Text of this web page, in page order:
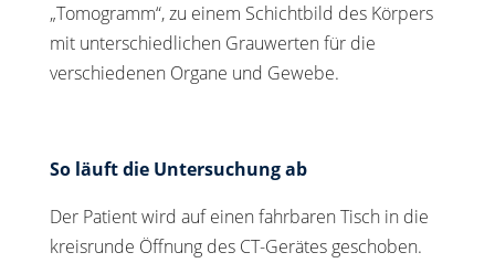
„Tomogramm“, zu einem Schichtbild des Körpers
mit unterschiedlichen Grauwerten für die
verschiedenen Organe und Gewebe.
So läuft die Untersuchung ab
Der Patient wird auf einen fahrbaren Tisch in die
kreisrunde Öffnung des CT-Gerätes geschoben.